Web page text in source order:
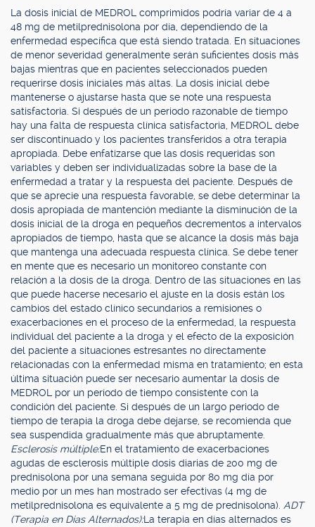
La dosis inicial de MEDROL comprimidos podría variar de 4 a
48 mg de metilprednisolona por día, dependiendo de la
enfermedad específica que está siendo tratada. En situaciones
de menor severidad generalmente serán suficientes dosis más
bajas mientras que en pacientes seleccionados pueden
requerirse dosis iniciales más altas. La dosis inicial debe
mantenerse o ajustarse hasta que se note una respuesta
satisfactoria. Si después de un periodo razonable de tiempo
hay una falta de respuesta clínica satisfactoria, MEDROL debe
ser discontinuado y los pacientes transferidos a otra terapia
apropiada. Debe enfatizarse que las dosis requeridas son
variables y deben ser individualizadas sobre la base de la
enfermedad a tratar y la respuesta del paciente. Después de
que se aprecie una respuesta favorable, se debe determinar la
dosis apropiada de mantención mediante la disminución de la
dosis inicial de la droga en pequeños decrementos a intervalos
apropiados de tiempo, hasta que se alcance la dosis más baja
que mantenga una adecuada respuesta clínica. Se debe tener
en mente que es necesario un monitoreo constante con
relación a la dosis de la droga. Dentro de las situaciones en las
que puede hacerse necesario el ajuste en la dosis están los
cambios del estado clínico secundarios a remisiones o
exacerbaciones en el proceso de la enfermedad, la respuesta
individual del paciente a la droga y el efecto de la exposición
del paciente a situaciones estresantes no directamente
relacionadas con la enfermedad misma en tratamiento; en esta
última situación puede ser necesario aumentar la dosis de
MEDROL por un período de tiempo consistente con la
condición del paciente. Si después de un largo periodo de
tiempo de terapia la droga debe dejarse, se recomienda que
sea suspendida gradualmente más que abruptamente.
Esclerosis múltiple:En el tratamiento de exacerbaciones
agudas de esclerosis múltiple dosis diarias de 200 mg de
prednisolona por una semana seguida por 80 mg día por
medio por un mes han mostrado ser efectivas (4 mg de
metilprednisolona es equivalente a 5 mg de prednisolona). ADT
(Terapia en Días Alternados):La terapia en días alternados es